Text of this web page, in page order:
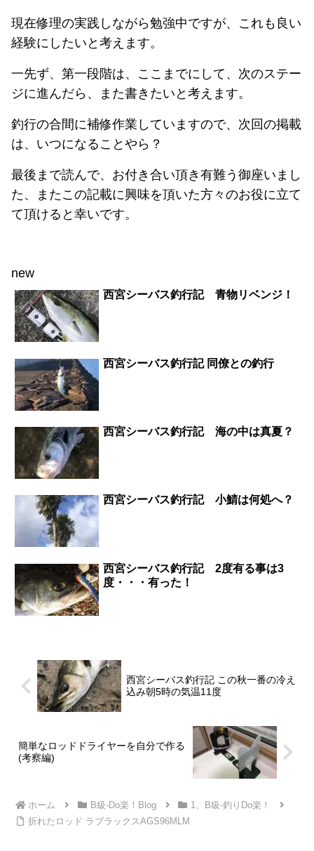
現在修理の実践しながら勉強中ですが、これも良い
経験にしたいと考えます。
一先ず、第一段階は、ここまでにして、次のステー
ジに進んだら、また書きたいと考えます。
釣行の合間に補修作業していますので、次回の掲載
は、いつになることやら？
最後まで読んで、お付き合い頂き有難う御座いまし
た、またこの記載に興味を頂いた方々のお役に立て
て頂けると幸いです。
new
西宮シーバス釣行記 青物リベンジ！
西宮シーバス釣行記 同僚との釣行
西宮シーバス釣行記 海の中は真夏？
西宮シーバス釣行記 小鯖は何処へ？
西宮シーバス釣行記 2度有る事は3
度・・・有った！
西宮シーバス釣行記 この秋一番の冷え
込み朝5時の気温11度
簡単なロッドドライヤーを自分で作る
(考察編)
ホーム B級-Do楽！Blog
1、B級-釣りDo楽！
折れたロッド ラブラックスAGS96MLM